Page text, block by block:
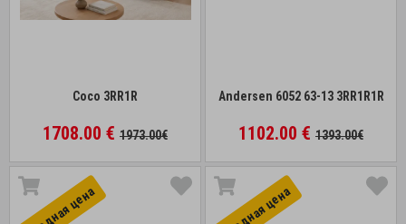
Coco 3RR1R
1708.00 € 1973.00€
Andersen 6052 63-13 3RR1R1R
1102.00 € 1393.00€